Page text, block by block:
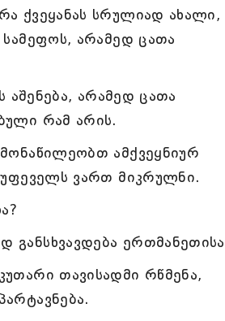
ქვეყანას სრულიად ახალი,
არამედ ცათა
აშენება, არამედ ცათა
რამ არის.
ამქვეყნიურ
ვართ მიკრულნი.
თავისადმი რწმენა,